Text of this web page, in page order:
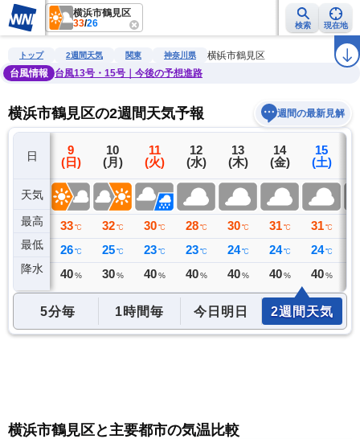
横浜市鶴見区
33/26 検索 現在地
雨雲レーダー 台風情報 地震情報 警報・注意報 ラ
トップ 2週間天気 関東 神奈川県
横浜市鶴見区
台風情報
台風13号・15号｜今後の予想進路
横浜市鶴見区の2週間天気予報 週間の最新見解
日
天気
最高
最低
降水
8
(土)
34 ℃
26 ℃
0 ミリ
9
(日)
33 ℃
26 ℃
40 %
10
(月)
32 ℃
25 ℃
30 %
11
(火)
30 ℃
23 ℃
40 %
12
(水)
28 ℃
23 ℃
40 %
13
(木)
30 ℃
24 ℃
40 %
14
(金)
31 ℃
24 ℃
40 %
15
(土)
31 ℃
24 ℃
40 %
5分毎 1時間毎 今日明日 2週間天気
横浜市鶴見区と主要都市の気温比較